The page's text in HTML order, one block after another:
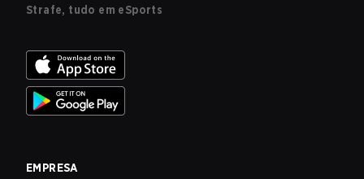
Strafe, tudo em eSports
EMPRESA